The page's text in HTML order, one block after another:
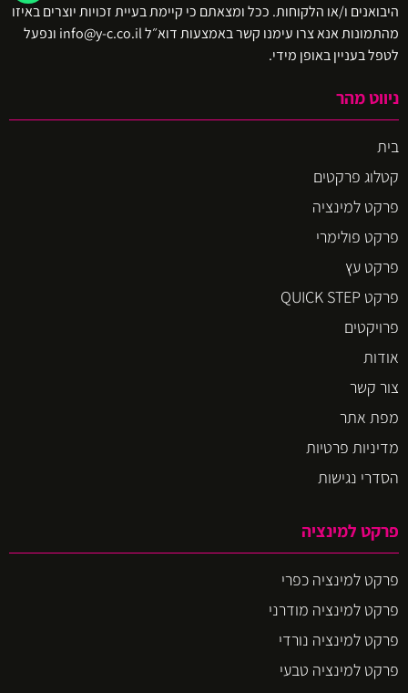
היבואנים ו/או הלקוחות. ככל ומצאתם כי קיימת בעיית זכויות יוצרים באיזו
מהתמונות אנא צרו עימנו קשר באמצעות דוא״ל info@y-c.co.il ונפעל
לטפל בעניין באופן מידי.
ניווט מהר
בית
קטלוג פרקטים
פרקט למינציה
פרקט פולימרי
פרקט עץ
פרקט QUICK STEP
פרויקטים
אודות
צור קשר
מפת אתר
מדיניות פרטיות
הסדרי נגישות
פרקט למינציה
פרקט למינציה כפרי
פרקט למינציה מודרני
פרקט למינציה נורדי
פרקט למינציה טבעי